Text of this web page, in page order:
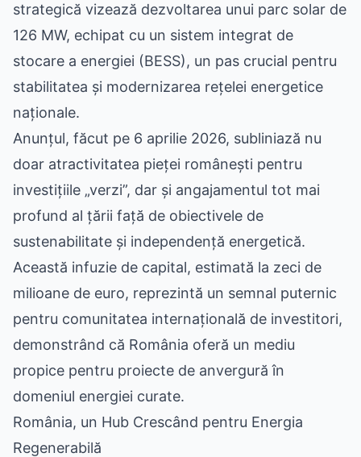
strategică vizează dezvoltarea unui parc solar de
126 MW, echipat cu un sistem integrat de
stocare a energiei (BESS), un pas crucial pentru
stabilitatea și modernizarea rețelei energetice
naționale.
Anunțul, făcut pe 6 aprilie 2026, subliniază nu
doar atractivitatea pieței românești pentru
investițiile „verzi”, dar și angajamentul tot mai
profund al țării față de obiectivele de
sustenabilitate și independență energetică.
Această infuzie de capital, estimată la zeci de
milioane de euro, reprezintă un semnal puternic
pentru comunitatea internațională de investitori,
demonstrând că România oferă un mediu
propice pentru proiecte de anvergură în
domeniul energiei curate.
România, un Hub Crescând pentru Energia
Regenerabilă